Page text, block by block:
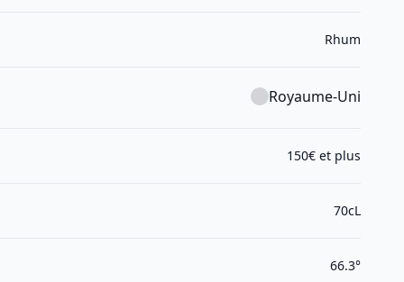
Rhum
Royaume-Uni
150€ et plus
70cL
66.3°